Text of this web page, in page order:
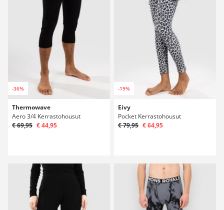
-36%
Thermowave
Aero 3/4 Kerrastohousut
€ 69,95 € 44,95
-19%
Eivy
Pocket Kerrastohousut
€ 79,95 € 64,95